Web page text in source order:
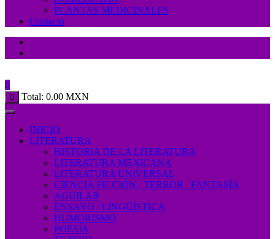
PLANTAS MEDICINALES
Contacto
0
0 Total: 0.00 MXN
INICIO
LITERATURA
HISTORIA DE LA LITERATURA
LITERATURA MEXICANA
LITERATURA UNIVERSAL
CIENCIA FICCIÓN / TERROR / FANTASÍA
AGUILAR
ENSAYO / LINGÜÍSTICA
HUMORISMO
POESÍA